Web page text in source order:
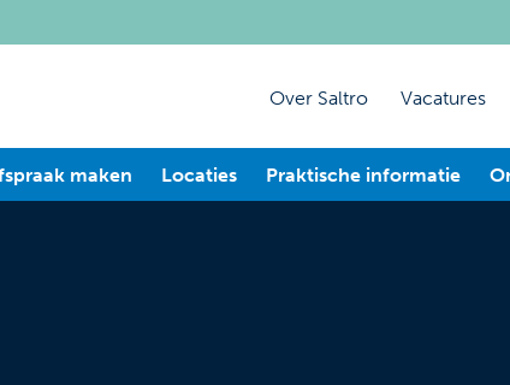
Over Saltro Vacatures
maken Locaties Praktische informatie